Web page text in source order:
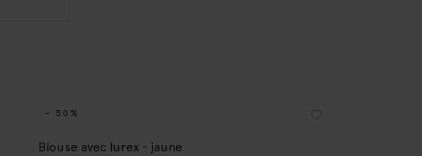
- 50%
Blouse avec lurex - jaune